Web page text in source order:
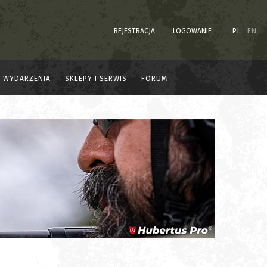
REJESTRACJA LOGOWANIE PL EN
WYDARZENIA SKLEPY I SERWIS FORUM